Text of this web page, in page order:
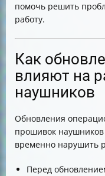
помочь решить
работу.
Как
влияют на
наушников
Обновления
прошивок наушников
временно нарушить
Перед